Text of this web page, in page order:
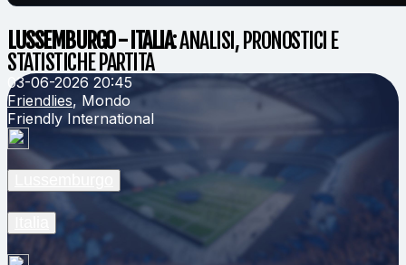
LUSSEMBURGO - ITALIA: ANALISI, PRONOSTICI E
STATISTICHE PARTITA
03-06-2026 20:45
Friendlies, Mondo
Friendly International